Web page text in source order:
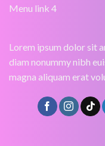
Menu link 4
Lorem ipsum dolor sit
diam nonummy nibh
magna aliquam erat